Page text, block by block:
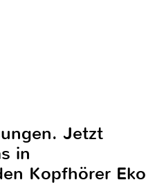
Jetzt
in
Kopfhörer Eko